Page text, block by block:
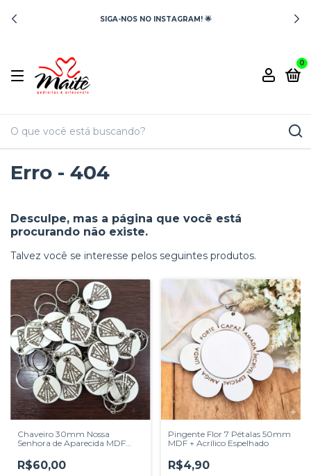
SIGA-NOS NO INSTAGRAM! 🌟
0
Erro - 404
Desculpe, mas a página que você está
procurando não existe.
Talvez você se interesse pelos seguintes produtos.
Chaveiro 30mm Nossa
Senhora de Aparecida MDF
R$60,00
Pingente Flor 7 Pétalas 50mm
MDF + Acrílico Espelhado
R$4,90